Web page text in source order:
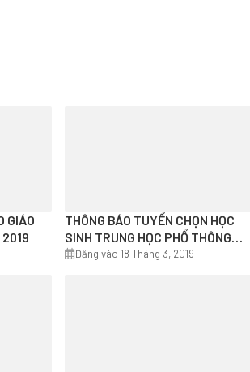
GIÁO
THÔNG BÁO TUYỂN CHỌN HỌC
SINH TRUNG HỌC PHỔ THÔNG
THAM GIA CHƯƠNG TRÌNH GIAO
Đăng vào 18 Tháng 3, 2019